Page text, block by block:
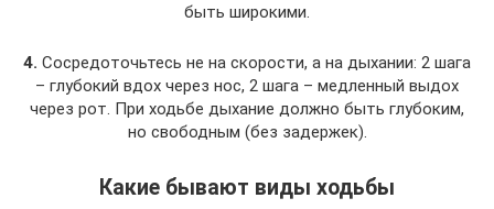
быть широкими.
4. Сосредоточьтесь не на скорости, а на дыхании: 2 шага
– глубокий вдох через нос, 2 шага – медленный выдох
через рот. При ходьбе дыхание должно быть глубоким,
но свободным (без задержек).
Какие бывают виды ходьбы